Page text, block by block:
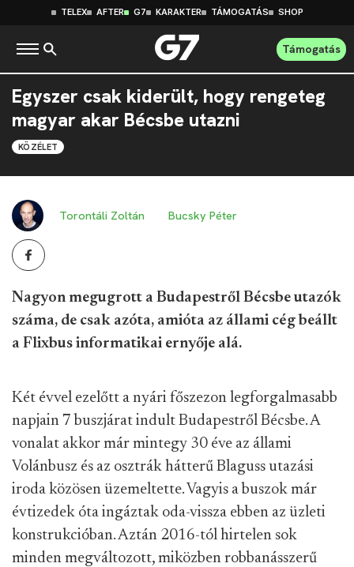
TELEX AFTER G7 KARAKTER TÁMOGATÁS SHOP
Támogatás
Egyszer csak kiderült, hogy rengeteg
magyar akar Bécsbe utazni
KÖZÉLET
Torontáli Zoltán Bucsky Péter
Nagyon megugrott a Budapestről Bécsbe utazók
száma, de csak azóta, amióta az állami cég beállt
a Flixbus informatikai ernyője alá.
Két évvel ezelőtt a nyári főszezon legforgalmasabb
napjain 7 buszjárat indult Budapestről Bécsbe. A
vonalat akkor már mintegy 30 éve az állami
Volánbusz és az osztrák hátterű Blaguss utazási
iroda közösen üzemeltette. Vagyis a buszok már
évtizedek óta ingáztak oda-vissza ebben az üzleti
konstrukcióban. Aztán 2016-tól hirtelen sok
minden megváltozott, miközben robbanásszerű